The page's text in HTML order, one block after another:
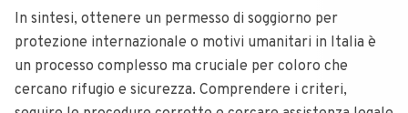
In sintesi, ottenere un permesso di soggiorno per
protezione internazionale o motivi umanitari in Italia è
un processo complesso ma cruciale per coloro che
cercano rifugio e sicurezza. Comprendere i criteri,